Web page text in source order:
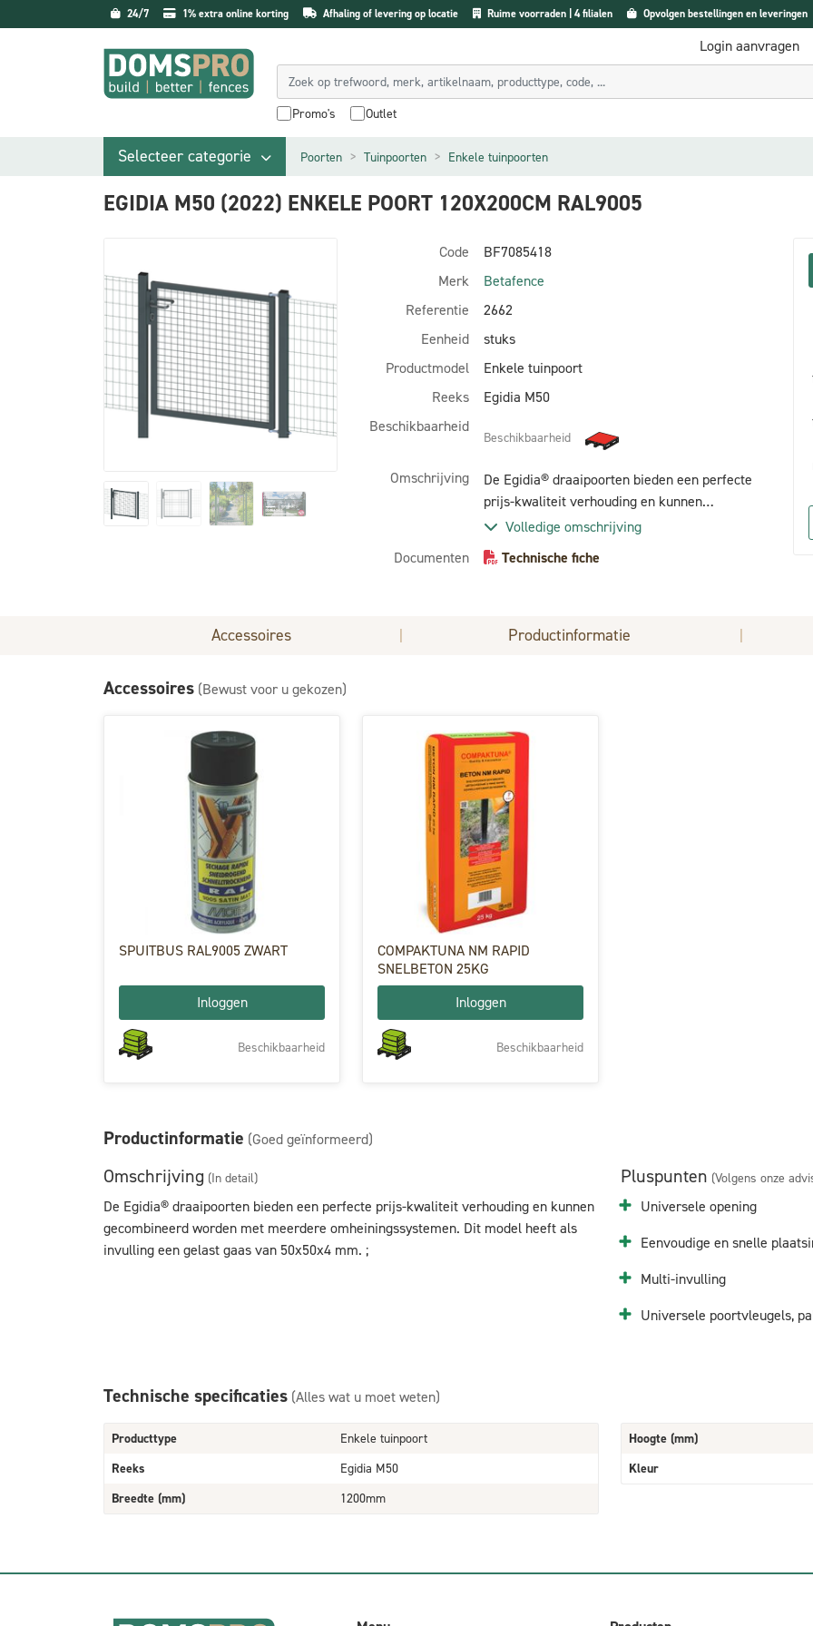
24/7 1% extra online korting Afhaling of levering op locatie Ruime voorraden | 4 filialen Opvolgen bestellingen en leveringen
Login aanvragen
Promo's Outlet
Selecteer categorie Poorten Tuinpoorten Enkele tuinpoorten
EGIDIA M50 (2022) ENKELE POORT 120X200CM RAL9005
Code
BF7085418
Merk
Betafence
Referentie
2662
Eenheid
stuks
Productmodel
Enkele tuinpoort
Reeks
Egidia M50
Beschikbaarheid
Beschikbaarheid
Omschrijving
De Egidia® draaipoorten bieden een perfecte
prijs-kwaliteit verhouding en kunnen
gecombineerd worden met meerdere
invulling een gelast gaas van 50x50x4 mm. ;
Volledige omschrijving
Documenten
Technische fiche
Accessoires | Productinformatie |
Accessoires (Bewust voor u gekozen)
SPUITBUS RAL9005 ZWART
Inloggen
Beschikbaarheid
COMPAKTUNA NM RAPID
SNELBETON 25KG
Inloggen
Beschikbaarheid
Productinformatie (Goed geïnformeerd)
Omschrijving (In detail)
De Egidia® draaipoorten bieden een perfecte prijs-kwaliteit verhouding en kunnen
gecombineerd worden met meerdere omheiningssystemen. Dit model heeft als
invulling een gelast gaas van 50x50x4 mm. ;
Pluspunten (Volgens onze
Universele opening
Eenvoudige en snelle
Multi-invulling
Universele poortvleugels,
Technische specificaties (Alles wat u moet weten)
Producttype
Enkele tuinpoort
Reeks
Egidia M50
Breedte (mm)
1200mm
Hoogte (mm)
Kleur